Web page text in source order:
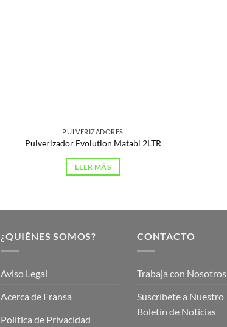
PULVERIZADORES
Pulverizador Evolution Matabi 2LTR
LEER MÁS
¿QUIÉNES SOMOS?
Aviso Legal
Acerca de Fransa
Política de Privacidad
CONTACTO
Trabaja con Nosotros
Suscríbete a Nuestro
Boletín de Noticias